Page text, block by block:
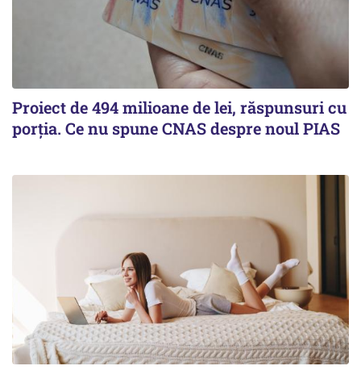
Proiect de 494 milioane de lei, răspunsuri cu
porția. Ce nu spune CNAS despre noul PIAS